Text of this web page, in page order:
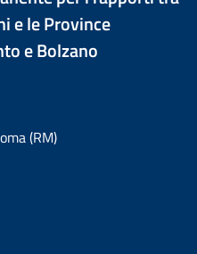
e le Province
e Bolzano
(RM)